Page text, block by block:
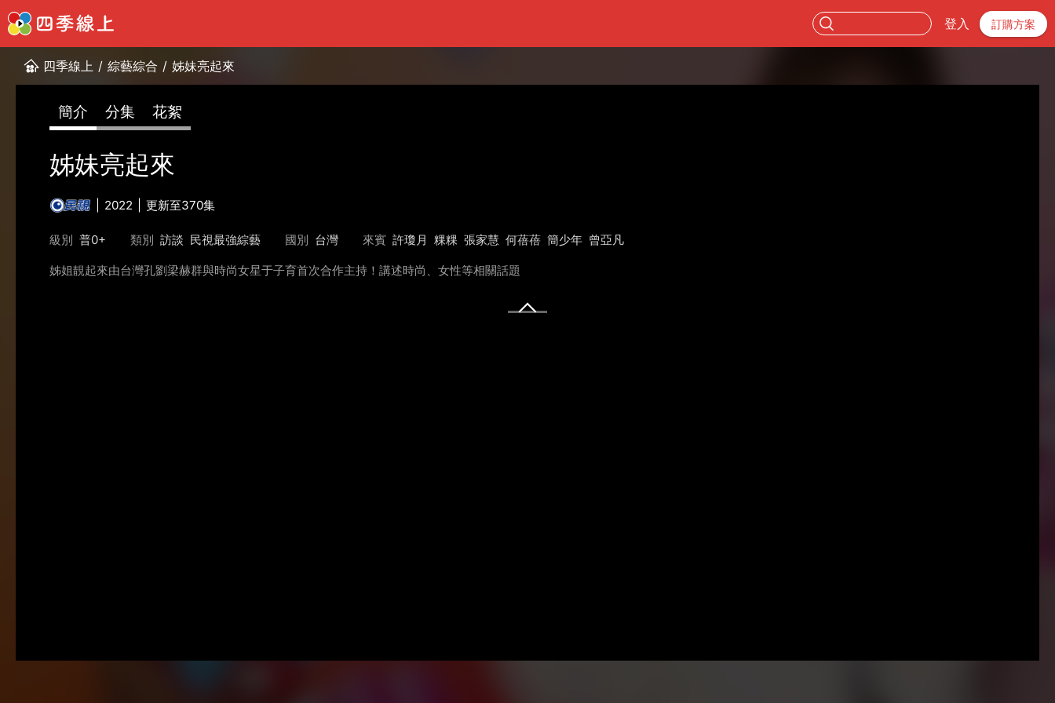
登入 訂購方案
四季線上 / 綜藝綜合 / 姊妹亮起來
簡介 分集 花絮
姊妹亮起來
2022 更新至370集
級別 普0+ 類別 訪談 民視最強綜藝 國別 台灣 來賓 許瓊月 粿粿 張家慧 何蓓蓓 簡少年 曾亞凡
姊姐靚起來由台灣孔劉梁赫群與時尚女星于子育首次合作主持！講述時尚、女性等相關話題